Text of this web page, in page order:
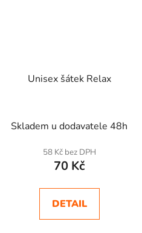
Unisex šátek Relax
Skladem u dodavatele 48h
58 Kč bez DPH
70 Kč
DETAIL